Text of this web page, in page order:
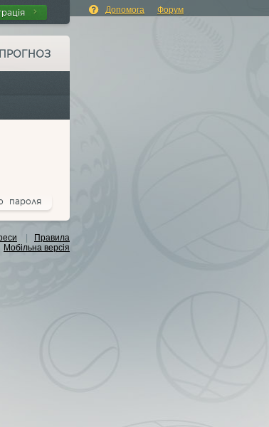
Допомога Форум
пароля
Правила
Мобільна версія